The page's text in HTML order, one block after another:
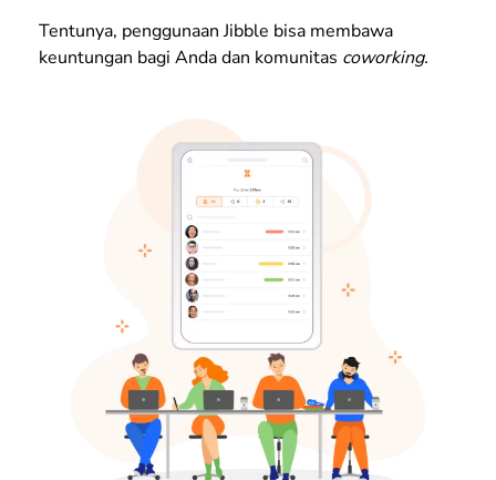
Tentunya, penggunaan Jibble bisa membawa
keuntungan bagi Anda dan komunitas coworking.